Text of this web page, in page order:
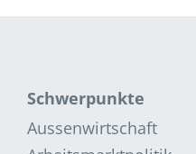
Schwerpunkte
Aussenwirtschaft